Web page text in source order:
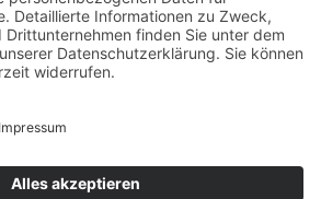
+49 461 144 08 0
sydslesvig.de
Om os
SdU
SSF